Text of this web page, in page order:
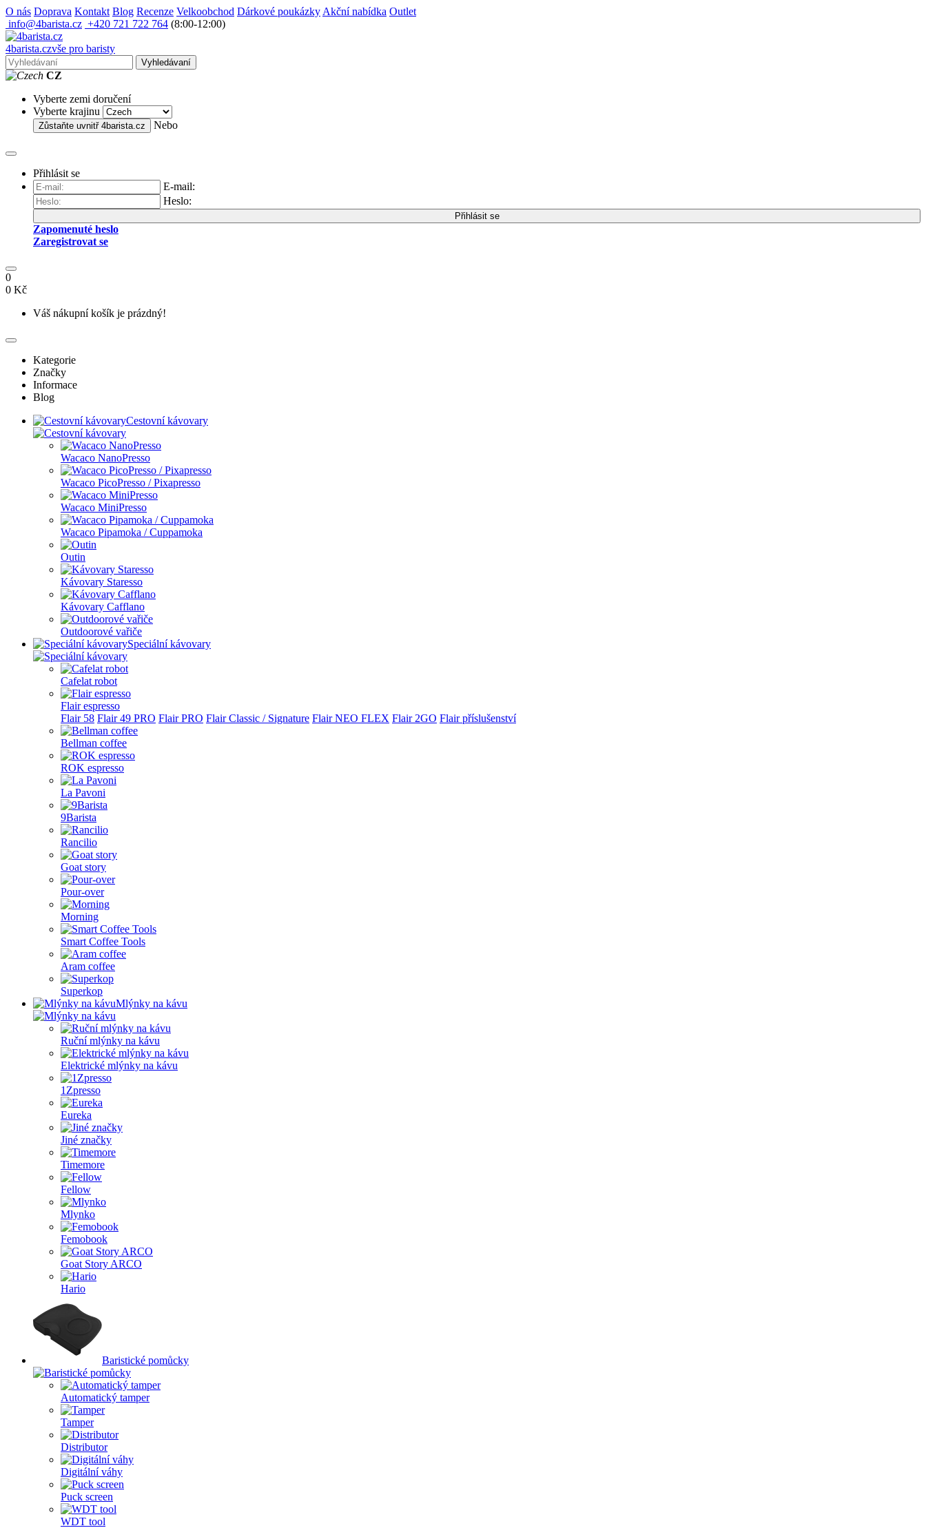
O nás Doprava Kontakt Blog Recenze Velkoobchod Dárkové poukázky Akční nabídka Outlet
info@4barista.cz +420 721 722 764 (8:00-12:00)
4barista.czvše pro baristy
Vyhledávaní
CZ
Vyberte zemi doručení
Vyberte krajinu
Zůstaňte uvnitř 4barista.cz Nebo
Přihlásit se
E-mail:
Heslo:
Přihlásit se
Zapomenuté heslo
Zaregistrovat se
0
0 Kč
Váš nákupní košík je prázdný!
Kategorie
Značky
Informace
Blog
Cestovní kávovary
Wacaco NanoPresso
Wacaco PicoPresso / Pixapresso
Wacaco MiniPresso
Wacaco Pipamoka / Cuppamoka
Outin
Kávovary Staresso
Kávovary Cafflano
Outdoorové vařiče
Speciální kávovary
Cafelat robot
Flair espresso
Flair 58 Flair 49 PRO Flair PRO Flair Classic / Signature Flair NEO FLEX Flair 2GO Flair příslušenství
Bellman coffee
ROK espresso
La Pavoni
9Barista
Rancilio
Goat story
Pour-over
Morning
Smart Coffee Tools
Aram coffee
Superkop
Mlýnky na kávu
Ruční mlýnky na kávu
Elektrické mlýnky na kávu
1Zpresso
Eureka
Jiné značky
Timemore
Fellow
Mlynko
Femobook
Goat Story ARCO
Hario
Baristické pomůcky
Automatický tamper
Tamper
Distributor
Digitální váhy
Puck screen
WDT tool